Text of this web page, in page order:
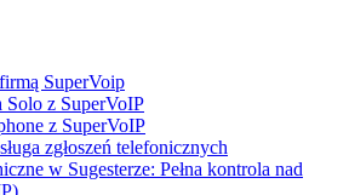
SuperVoip
z SuperVoIP
z SuperVoIP
zgłoszeń telefonicznych
w Sugesterze: Pełna kontrola nad